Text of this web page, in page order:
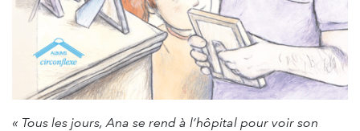
« Tous les jours, Ana se rend à l’hôpital pour voir son